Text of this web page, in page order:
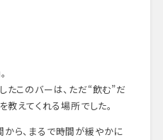
たこのバーは、ただ“飲む”だ
教えてくれる場所でした。
ら、まるで時間が緩やかに